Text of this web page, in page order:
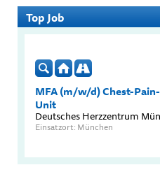
Top Job
MFA (m/w/d) Chest-Pain-
Unit
Einsatzort: München